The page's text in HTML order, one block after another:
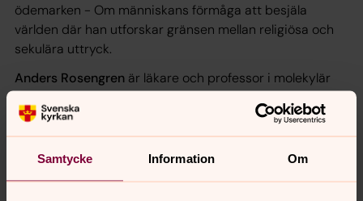
Samtycke Information Om
ödemarken - Om människans förmåga att besjäla
världen där han utforskar gränsen mellan religiösa och
sekulära uttryck.
Anders Rosengren är läkare och professor i molekylär
medicin vid Göteborgs universitet som forskar i
levnadsvanor och hälsobeteende. Han gav nyligen ut
bokenHela livet- En läkares erfarenheter om hälsa,
forskning och vardagens utmaningar.
Programmet är ett samarbete mellan Stadsbiblioteket